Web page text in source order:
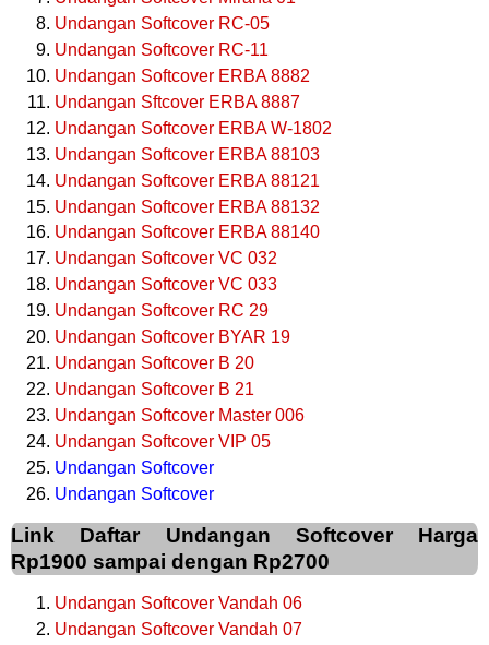
Undangan Softcover RC-05
Undangan Softcover RC-11
Undangan Softcover ERBA 8882
Undangan Sftcover ERBA 8887
Undangan Softcover ERBA W-1802
Undangan Softcover ERBA 88103
Undangan Softcover ERBA 88121
Undangan Softcover ERBA 88132
Undangan Softcover ERBA 88140
Undangan Softcover VC 032
Undangan Softcover VC 033
Undangan Softcover RC 29
Undangan Softcover BYAR 19
Undangan Softcover B 20
Undangan Softcover B 21
Undangan Softcover Master 006
Undangan Softcover VIP 05
Undangan Softcover
Undangan Softcover
Link Daftar Undangan Softcover Harga
Rp1900 sampai dengan Rp2700
Undangan Softcover Vandah 06
Undangan Softcover Vandah 07